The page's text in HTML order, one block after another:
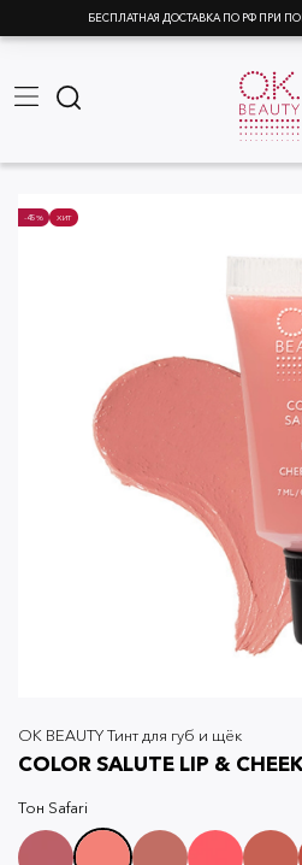
БЕСПЛАТНАЯ ДОСТАВКА ПО РФ ПРИ
-45% ХИТ
OK BEAUTY Тинт для губ и щёк
СOLOR SALUTE LIP &
Тон Safari